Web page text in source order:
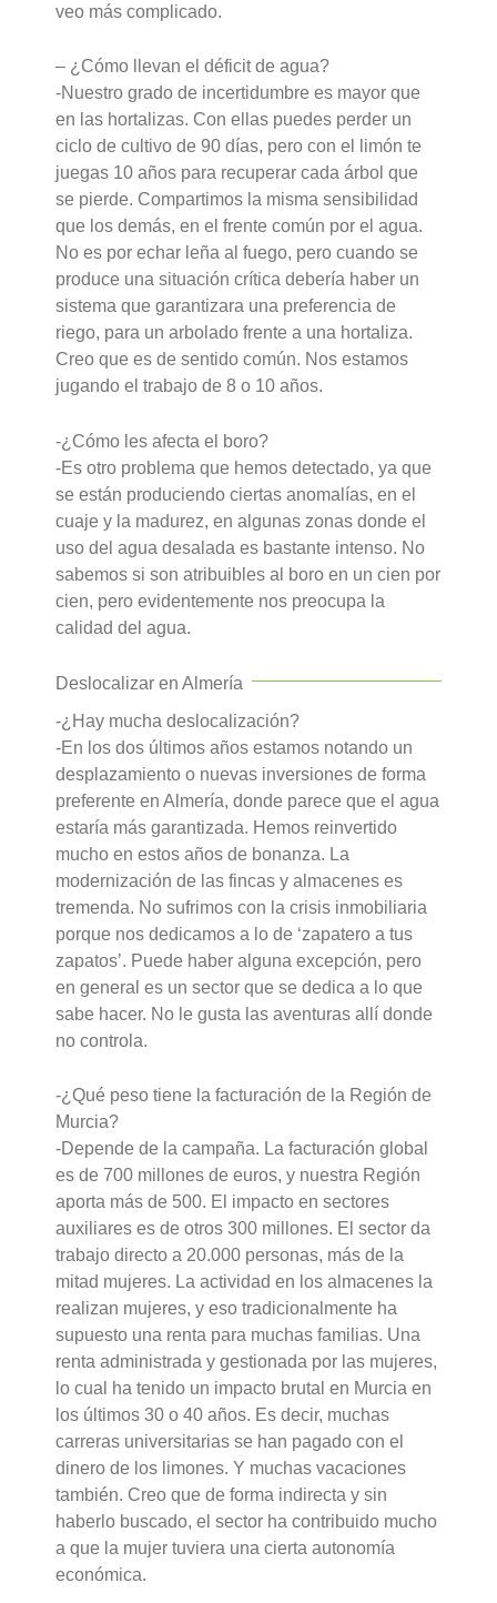
veo más complicado.
– ¿Cómo llevan el déficit de agua?
-Nuestro grado de incertidumbre es mayor que
en las hortalizas. Con ellas puedes perder un
ciclo de cultivo de 90 días, pero con el limón te
juegas 10 años para recuperar cada árbol que
se pierde. Compartimos la misma sensibilidad
que los demás, en el frente común por el agua.
No es por echar leña al fuego, pero cuando se
produce una situación crítica debería haber un
sistema que garantizara una preferencia de
riego, para un arbolado frente a una hortaliza.
Creo que es de sentido común. Nos estamos
jugando el trabajo de 8 o 10 años.
-¿Cómo les afecta el boro?
-Es otro problema que hemos detectado, ya que
se están produciendo ciertas anomalías, en el
cuaje y la madurez, en algunas zonas donde el
uso del agua desalada es bastante intenso. No
sabemos si son atribuibles al boro en un cien por
cien, pero evidentemente nos preocupa la
calidad del agua.
Deslocalizar en Almería
-¿Hay mucha deslocalización?
-En los dos últimos años estamos notando un
desplazamiento o nuevas inversiones de forma
preferente en Almería, donde parece que el agua
estaría más garantizada. Hemos reinvertido
mucho en estos años de bonanza. La
modernización de las fincas y almacenes es
tremenda. No sufrimos con la crisis inmobiliaria
porque nos dedicamos a lo de ‘zapatero a tus
zapatos’. Puede haber alguna excepción, pero
en general es un sector que se dedica a lo que
sabe hacer. No le gusta las aventuras allí donde
no controla.
-¿Qué peso tiene la facturación de la Región de
Murcia?
-Depende de la campaña. La facturación global
es de 700 millones de euros, y nuestra Región
aporta más de 500. El impacto en sectores
auxiliares es de otros 300 millones. El sector da
trabajo directo a 20.000 personas, más de la
mitad mujeres. La actividad en los almacenes la
realizan mujeres, y eso tradicionalmente ha
supuesto una renta para muchas familias. Una
renta administrada y gestionada por las mujeres,
lo cual ha tenido un impacto brutal en Murcia en
los últimos 30 o 40 años. Es decir, muchas
carreras universitarias se han pagado con el
dinero de los limones. Y muchas vacaciones
también. Creo que de forma indirecta y sin
haberlo buscado, el sector ha contribuido mucho
a que la mujer tuviera una cierta autonomía
económica.